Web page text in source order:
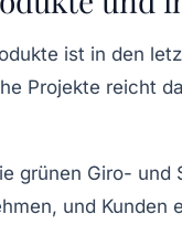
ist in den
Projekte reicht
grünen Giro- und
und Kunden